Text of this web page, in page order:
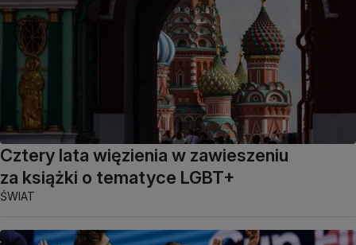
Cztery lata więzienia w zawieszeniu
za książki o tematyce LGBT+
ŚWIAT